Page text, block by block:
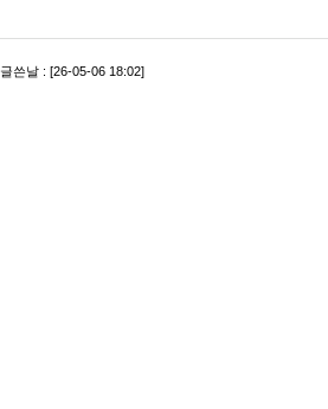
글쓴날 : [26-05-06 18:02]